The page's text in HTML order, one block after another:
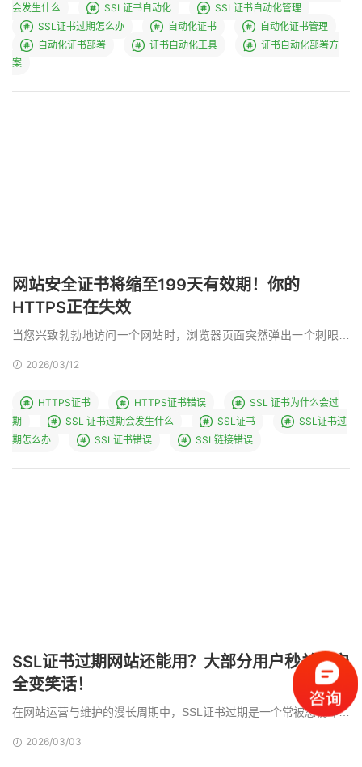
会发生什么
SSL证书自动化
SSL证书自动化管理
SSL证书过期怎么办
自动化证书
自动化证书管理
自动化证书部署‌
证书自动化工具
证书自动化部署方
案
网站安全证书将缩至199天有效期！你的
HTTPS正在失效
当您兴致勃勃地访问一个网站时，浏览器页面突然弹出一个刺眼的
2026/03/12
HTTPS证书 HTTPS证书错误
SSL 证书为什么会过
期
SSL 证书过期会发生什么 SSL证书
SSL证书过
期怎么办
SSL证书错误 SSL链接错误
SSL证书过期网站还能用？大部分用户秒关，安
全变笑话！
在网站运营与维护的漫长周期中，SSL证书过期是一个常被忽视却又
2026/03/03